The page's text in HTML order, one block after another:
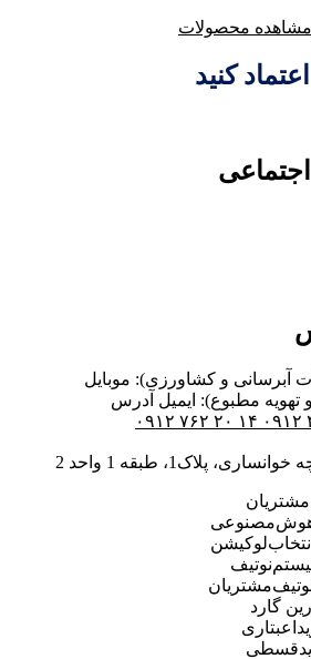
مشاهده محصولات
کنید
آبرسانی و کشاورزی): موبایل
تهویه مطبوع): ایمیل آدرس
۳۱ ۰۹۱۲ ۷۶۲ ۲۰ ۱۴
پلاک1، طبقه 1 واحد 2
انتخاب‌لوکیشن
گارد